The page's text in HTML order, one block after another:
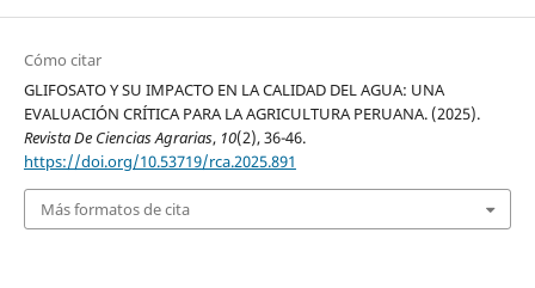
Cómo citar
GLIFOSATO Y SU IMPACTO EN LA CALIDAD DEL AGUA: UNA
EVALUACIÓN CRÍTICA PARA LA AGRICULTURA PERUANA. (2025).
Revista De Ciencias Agrarias, 10(2), 36-46.
https://doi.org/10.53719/rca.2025.891
Más formatos de cita